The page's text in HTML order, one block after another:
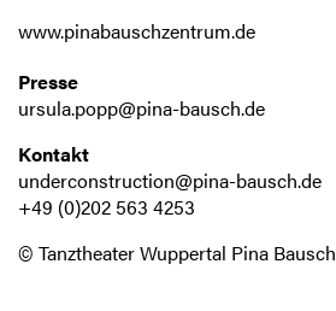
www.pinabauschzentrum.de
Presse
ursula.popp@pina-bausch.de
Kontakt
underconstruction@pina-bausch.de
+49 (0)202 563 4253
© Tanztheater Wuppertal Pina Bausch